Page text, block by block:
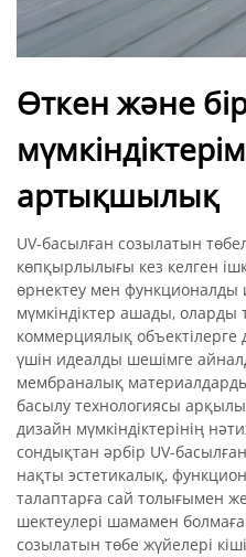
Өткен және
артықшылық
UV-басылған созылатын
көпқырлылығы кез келген
өрнектеу мен функционалды
мүмкіндіктер ашады, оларды
коммерциялық объектілерге
үшін идеалды шешімге
мембраналық
басылу технологиясы арқылы
дизайн мүмкіндіктерінің
сондықтан әрбір UV-
нақты эстетикалық,
талаптарға сай толығымен
шектеулері шамамен
созылатын төбе жүйелері